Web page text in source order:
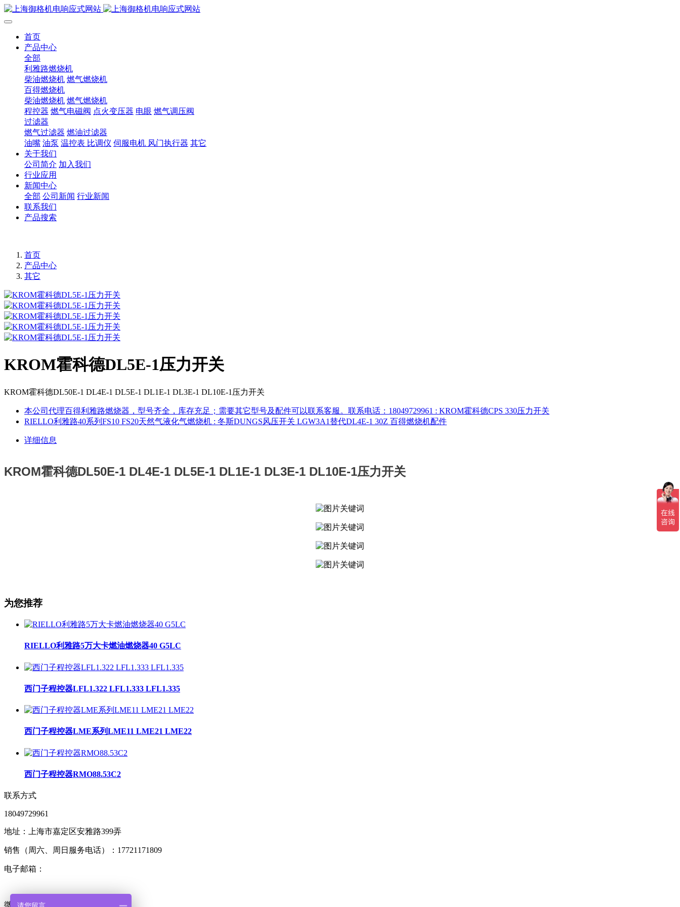
首页
产品中心
全部
利雅路燃烧机
柴油燃烧机 燃气燃烧机
百得燃烧机
柴油燃烧机 燃气燃烧机
程控器 燃气电磁阀 点火变压器 电眼 燃气调压阀
过滤器
燃气过滤器 燃油过滤器
油嘴 油泵 温控表 比调仪 伺服电机 风门执行器 其它
关于我们
公司简介 加入我们
行业应用
新闻中心
全部 公司新闻 行业新闻
联系我们
产品搜索
首页
产品中心
其它
KROM霍科德DL5E-1压力开关
KROM霍科德DL50E-1 DL4E-1 DL5E-1 DL1E-1 DL3E-1 DL10E-1压力开关
本公司代理百得利雅路燃烧器，型号齐全，库存充足；需要其它型号及配件可以联系客服。联系电话：18049729961 : KROM霍科德CPS 330压力开关
RIELLO利雅路40系列FS10 FS20天然气液化气燃烧机 : 冬斯DUNGS风压开关 LGW3A1替代DL4E-1 30Z 百得燃烧机配件
详细信息
KROM霍科德DL50E-1 DL4E-1 DL5E-1 DL1E-1 DL3E-1 DL10E-1压力开关
为您推荐
RIELLO利雅路5万大卡燃油燃烧器40 G5LC
西门子程控器LFL1.322 LFL1.333 LFL1.335
西门子程控器LME系列LME11 LME21 LME22
西门子程控器RMO88.53C2
联系方式
18049729961
地址：上海市嘉定区安雅路399弄
销售（周六、周日服务电话）：17721171809
电子邮箱：
微信号